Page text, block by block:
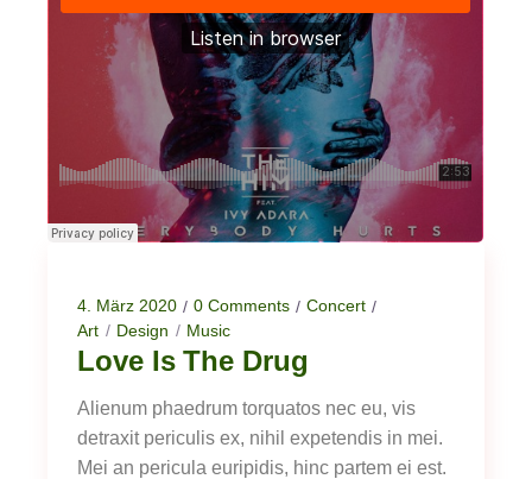
4. März 2020 0 Comments
Concert
Art
Design Music
Love Is The Drug
Alienum phaedrum torquatos nec eu, vis
detraxit periculis ex, nihil expetendis in mei.
Mei an pericula euripidis, hinc partem ei est.